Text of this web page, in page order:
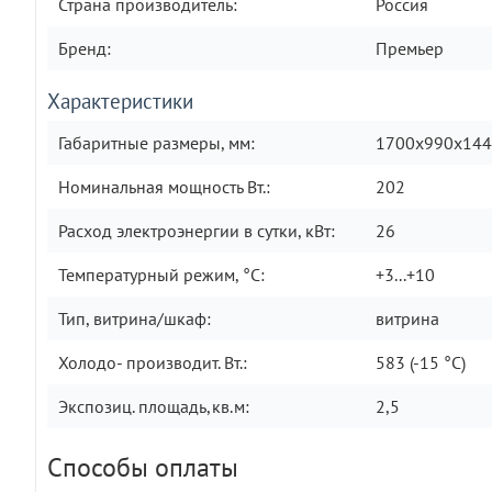
Страна производитель:
Россия
Бренд:
Премьер
Характеристики
Габаритные размеры, мм:
Номинальная мощность Вт.:
202
Расход электроэнергии в сутки, кВт:
26
Температурный режим, °C:
+3...+10
Тип, витрина/шкаф:
витрина
Холодо- производит. Вт.:
583 (-15 °С)
Экспозиц. площадь,кв.м:
2,5
Способы оплаты